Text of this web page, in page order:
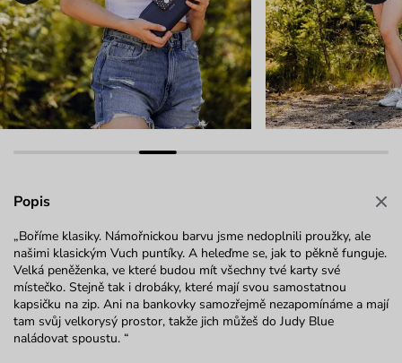
Popis
„Boříme klasiky. Námořnickou barvu jsme nedoplnili proužky, ale
našimi klasickým Vuch puntíky. A heleďme se, jak to pěkně funguje.
Velká peněženka, ve které budou mít všechny tvé karty své
místečko. Stejně tak i drobáky, které mají svou samostatnou
kapsičku na zip. Ani na bankovky samozřejmě nezapomínáme a mají
tam svůj velkorysý prostor, takže jich můžeš do Judy Blue
naládovat spoustu. “